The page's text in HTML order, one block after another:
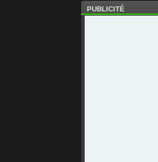
PUBLICITÉ